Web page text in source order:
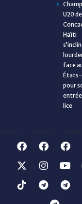
U20
Haïti
face
États-
pour
lice